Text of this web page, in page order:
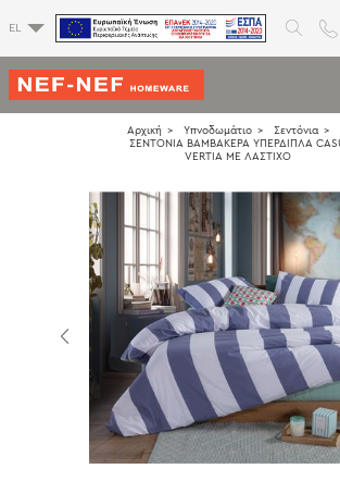
EL
Αρχική Υπνοδωμάτιο Σεντόνια
ΣΕΝΤΟΝΙΑ ΒΑΜΒΑΚΕΡΑ ΥΠΕΡΔΙΠΛΑ
VERTIA ΜΕ ΛΑΣΤΙΧΟ